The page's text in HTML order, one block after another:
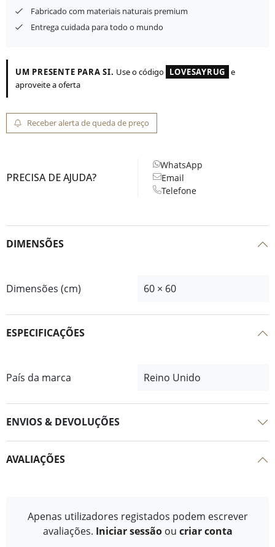
Fabricado com materiais naturais premium
Entrega cuidada para todo o mundo
UM PRESENTE PARA SI. Use o código LOVESAYRUG e
aproveite a oferta
Receber alerta de queda de preço
PRECISA DE AJUDA?
WhatsApp
Email
Telefone
DIMENSÕES
Dimensões (cm) 60 × 60
ESPECIFICAÇÕES
País da marca Reino Unido
ENVIOS & DEVOLUÇÕES
AVALIAÇÕES
Apenas utilizadores registados podem escrever
avaliações. Iniciar sessão ou criar conta